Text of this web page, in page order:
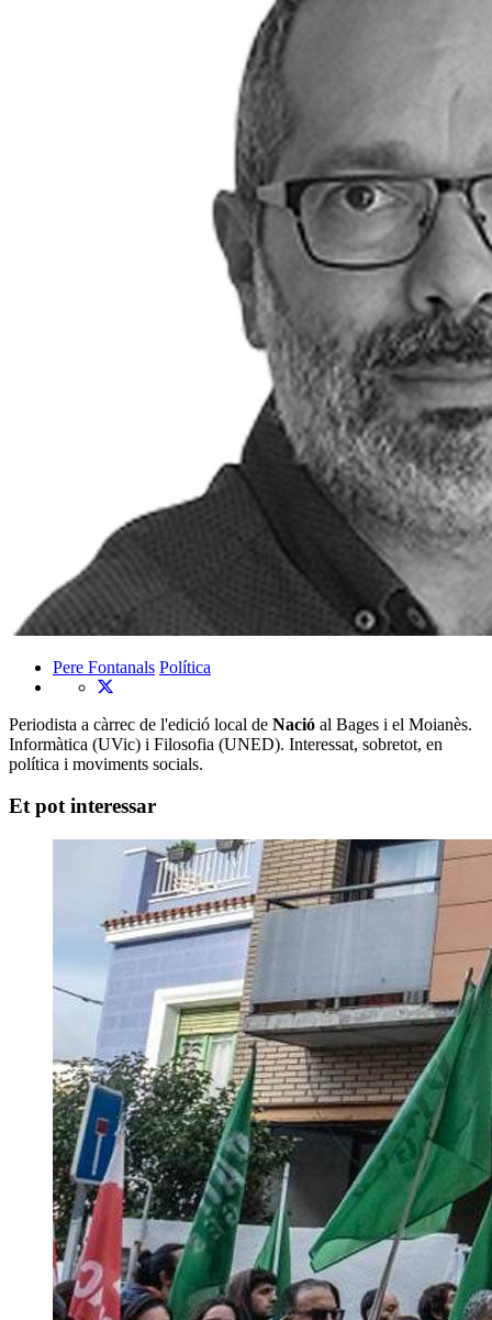
Pere Fontanals Política
Periodista a càrrec de l'edició local de Nació al Bages i el Moianès.
Informàtica (UVic) i Filosofia (UNED). Interessat, sobretot, en
política i moviments socials.
Et pot interessar